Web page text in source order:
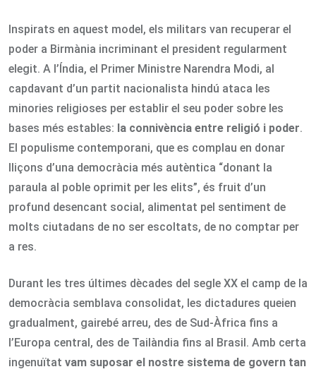
Inspirats en aquest model, els militars van recuperar el
poder a Birmània incriminant el president regularment
elegit. A l’Índia, el Primer Ministre Narendra Modi, al
capdavant d’un partit nacionalista hindú ataca les
minories religioses per establir el seu poder sobre les
bases més estables: la connivència entre religió i poder.
El populisme contemporani, que es complau en donar
lliçons d’una democràcia més autèntica “donant la
paraula al poble oprimit per les elits”, és fruit d’un
profund desencant social, alimentat pel sentiment de
molts ciutadans de no ser escoltats, de no comptar per
a res.
Durant les tres últimes dècades del segle XX el camp de la
democràcia semblava consolidat, les dictadures queien
gradualment, gairebé arreu, des de Sud-Àfrica fins a
l’Europa central, des de Tailàndia fins al Brasil. Amb certa
ingenuïtat vam suposar el nostre sistema de govern tan